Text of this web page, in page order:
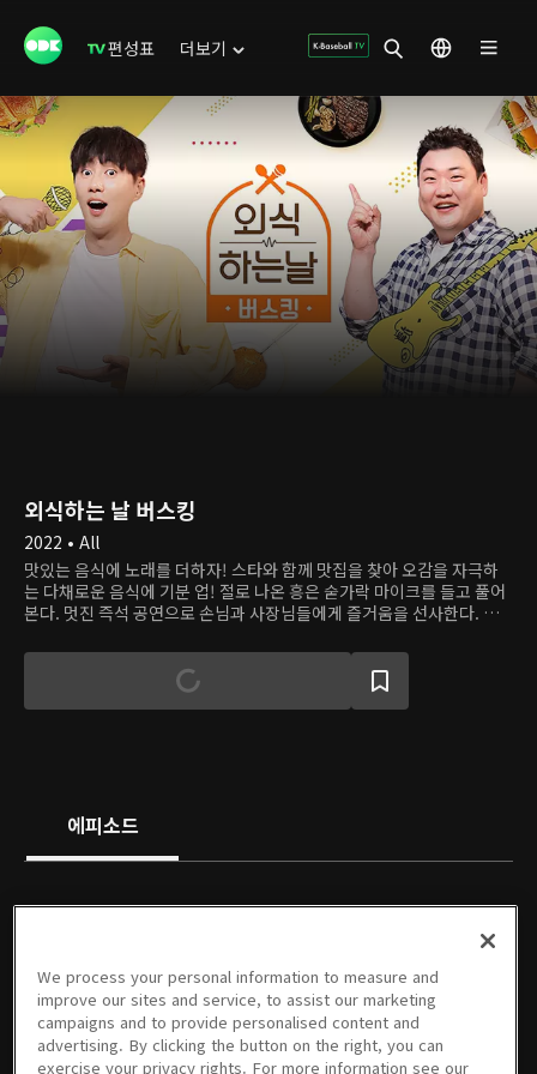
편성표 더보기
외식하는 날 버스킹
2022 • All
맛있는 음식에 노래를 더하자! 스타와 함께 맛집을 찾아 오감을 자극하
는 다채로운 음식에 기분 업! 절로 나온 흥은 숟가락 마이크를 들고 풀어
본다. 멋진 즉석 공연으로 손님과 사장님들에게 즐거움을 선사한다. 맛
에피소드
01회
08/16/2022 • 1시간 6분
02회
08/23/2022 • 55분
03회
08/30/2022 • 1시간 4분
04회
09/06/2022 • 52분
05회
09/13/2022 • 56분
We process your personal information to measure and
improve our sites and service, to assist our marketing
campaigns and to provide personalised content and
advertising. By clicking the button on the right, you can
exercise your privacy rights. For more information see our